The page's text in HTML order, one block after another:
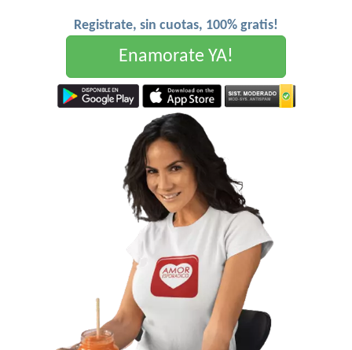
Registrate, sin cuotas, 100% gratis!
Enamorate YA!